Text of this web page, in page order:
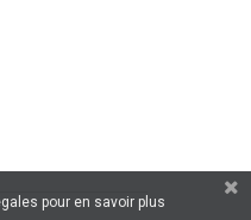
pour en savoir plus